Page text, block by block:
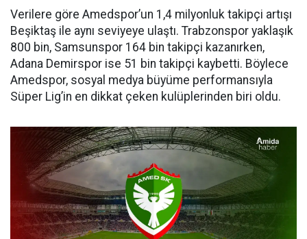
Verilere göre Amedspor’un 1,4 milyonluk takipçi artışı
Beşiktaş ile aynı seviyeye ulaştı. Trabzonspor yaklaşık
800 bin, Samsunspor 164 bin takipçi kazanırken,
Adana Demirspor ise 51 bin takipçi kaybetti. Böylece
Amedspor, sosyal medya büyüme performansıyla
Süper Lig’in en dikkat çeken kulüplerinden biri oldu.